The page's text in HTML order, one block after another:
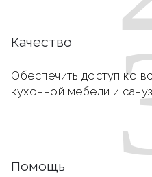
Качество
Обеспечить доступ ко
кухонной мебели и
Помощь